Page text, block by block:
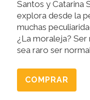
Santos y Catarina
explora desde la
muchas
¿La moraleja? Ser
sea raro ser
COMPRAR